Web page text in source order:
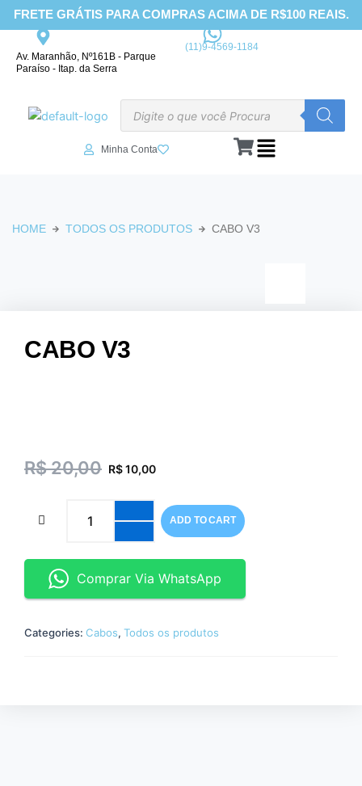
para
conteúdo
FRETE GRÁTIS PARA COMPRAS ACIMA DE R$100 REAIS.
Av. Maranhão, Nº161B - Parque
Paraíso - Itap. da Serra
(11)9-4569-1184
produtos
Minha Conta
HOME TODOS OS PRODUTOS CABO V3
CABO V3
R$20,00 R$10,00
ADD TO CART
Comprar Via WhatsApp
Categories: Cabos, Todos os produtos